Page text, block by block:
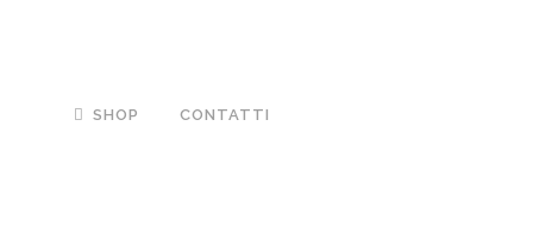
SHOP CONTATTI